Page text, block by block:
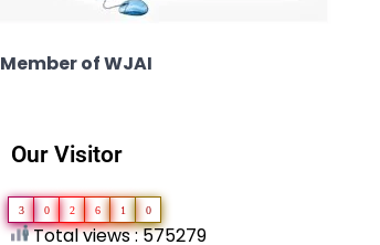
Member of WJAI
Our Visitor
3 0 2 6 1 0
Total views : 575279